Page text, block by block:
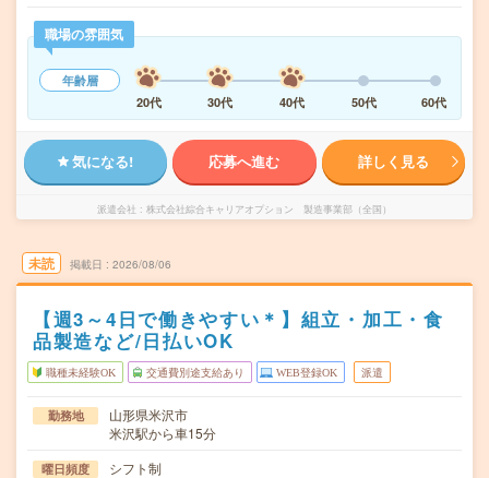
職場の雰囲気
年齢層
20代
30代 40代 50代 60代
気になる! 応募へ進む 詳しく見る
派遣会社 株式会社綜合キャリアオプション 製造事業部（全国）
未読 掲載日 2026/08/06
【週3～4日で働きやすい＊】組立・加工・食
品製造など/日払いOK
職種未経験OK 交通費別途支給あり WEB登録OK 派遣
勤務地
山形県米沢市
米沢駅から車15分
曜日頻度 シフト制